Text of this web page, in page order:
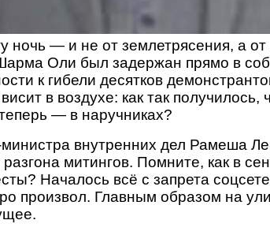
ночь — и не от землетрясения, а от
Оли был задержан прямо в
к гибели десятков
в воздухе: как так получилось,
— в наручниках?
внутренних дел Рамеша
митингов. Помните, как в
Началось всё с запрета
произвол. Главным образом на